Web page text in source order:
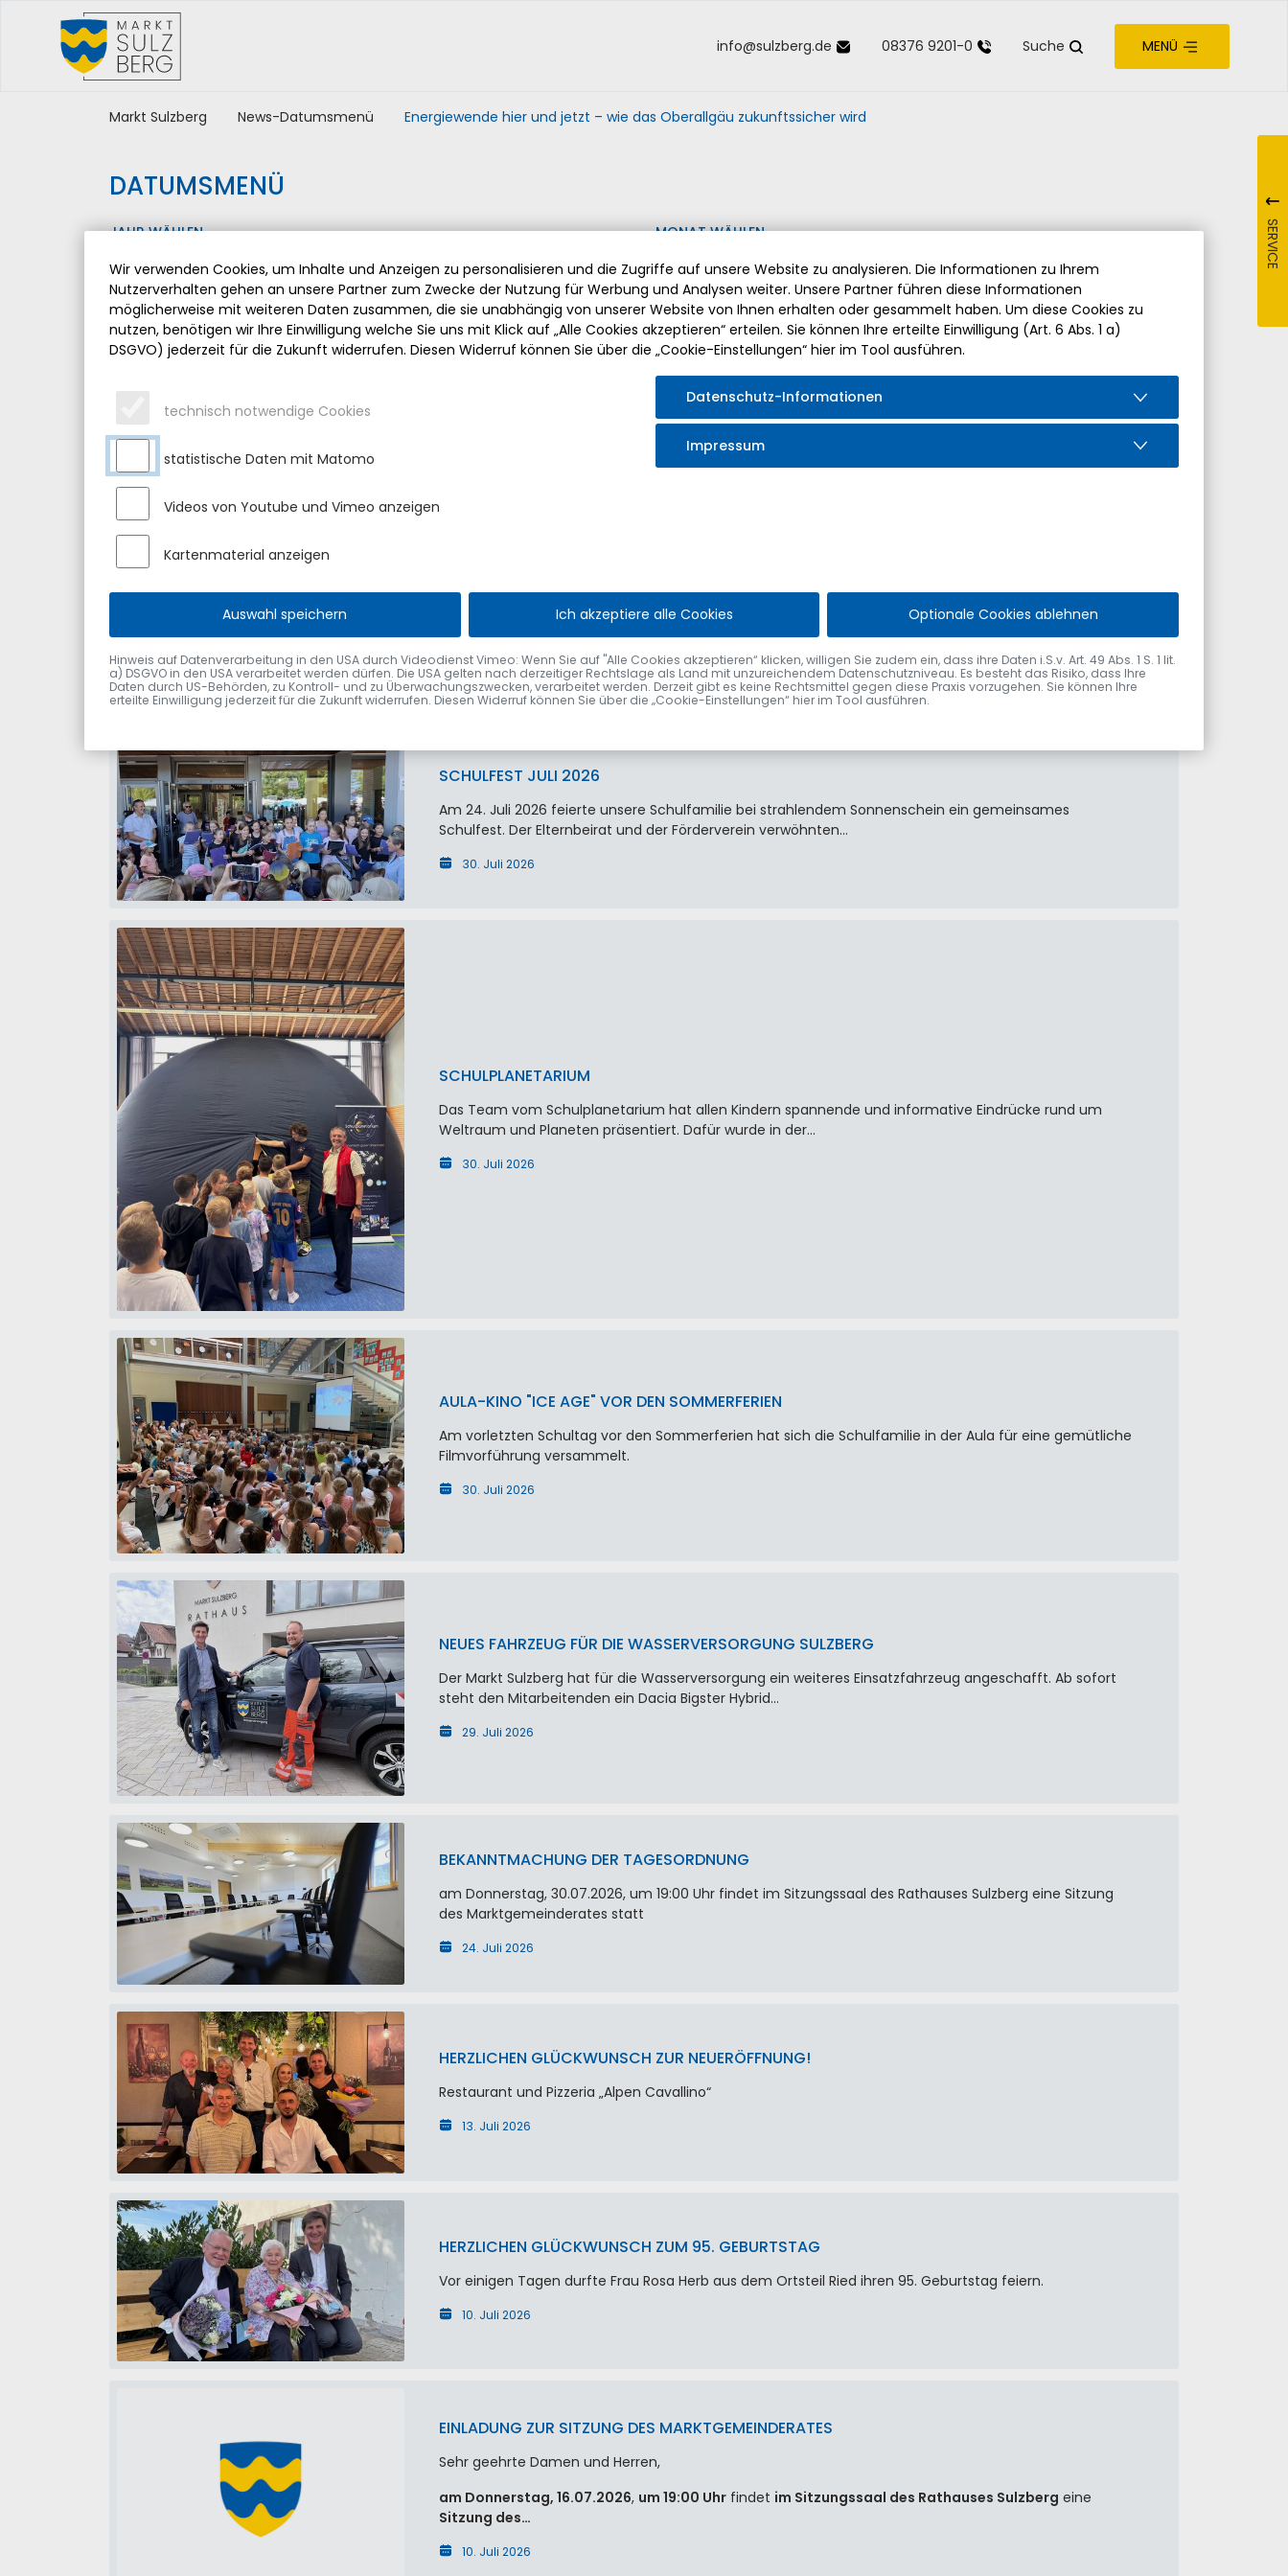
Inhalt der Seite anspringen
Informationen und Einstellungen zur Barrierefreiheit
info@sulzberg.de 08376 9201-0 Suche MENÜ
SERVICE
Markt Sulzberg News-Datumsmenü Energiewende hier und jetzt – wie das Oberallgäu zukunftssicher wird
DATUMSMENÜ
JAHR WÄHLEN MONAT WÄHLEN
ABSCHIED VON PFARRER HERMANN DRISCHBERGER
Erst vor wenigen Wochen durfte der Markt…
VERABSCHIEDUNG VON ELISABETH VÖGEL
Nach fast 48 Jahren im Sulzberger Rathaus wurde Elisabeth Vögel am 31. Juli 2026 vom Ersten
Bürgermeister Gerhard Frey im Rahmen einer kleinen Feier…
2. August 2026
SCHULFEST JULI 2026
Am 24. Juli 2026 feierte unsere Schulfamilie bei strahlendem Sonnenschein ein gemeinsames
Schulfest. Der Elternbeirat und der Förderverein verwöhnten…
30. Juli 2026
SCHULPLANETARIUM
Das Team vom Schulplanetarium hat allen Kindern spannende und informative Eindrücke rund um
Weltraum und Planeten präsentiert. Dafür wurde in der…
30. Juli 2026
AULA-KINO "ICE AGE" VOR DEN SOMMERFERIEN
Am vorletzten Schultag vor den Sommerferien hat sich die Schulfamilie in der Aula für eine gemütliche
Filmvorführung versammelt.
30. Juli 2026
NEUES FAHRZEUG FÜR DIE WASSERVERSORGUNG SULZBERG
Der Markt Sulzberg hat für die Wasserversorgung ein weiteres Einsatzfahrzeug angeschafft. Ab sofort
steht den Mitarbeitenden ein Dacia Bigster Hybrid…
29. Juli 2026
BEKANNTMACHUNG DER TAGESORDNUNG
am Donnerstag, 30.07.2026, um 19:00 Uhr findet im Sitzungssaal des Rathauses Sulzberg eine Sitzung
des Marktgemeinderates statt
24. Juli 2026
HERZLICHEN GLÜCKWUNSCH ZUR NEUERÖFFNUNG!
Restaurant und Pizzeria „Alpen Cavallino“
13. Juli 2026
HERZLICHEN GLÜCKWUNSCH ZUM 95. GEBURTSTAG
Vor einigen Tagen durfte Frau Rosa Herb aus dem Ortsteil Ried ihren 95. Geburtstag feiern.
10. Juli 2026
EINLADUNG ZUR SITZUNG DES MARKTGEMEINDERATES
Sehr geehrte Damen und Herren,
am Donnerstag, 16.07.2026, um 19:00 Uhr findet im Sitzungssaal des Rathauses Sulzberg eine
Sitzung des…
10. Juli 2026
Wir verwenden Cookies, um Inhalte und Anzeigen zu personalisieren und die Zugriffe auf unsere Website zu analysieren. Die Informationen zu Ihrem
Nutzerverhalten gehen an unsere Partner zum Zwecke der Nutzung für Werbung und Analysen weiter. Unsere Partner führen diese Informationen
möglicherweise mit weiteren Daten zusammen, die sie unabhängig von unserer Website von Ihnen erhalten oder gesammelt haben. Um diese Cookies zu
nutzen, benötigen wir Ihre Einwilligung welche Sie uns mit Klick auf „Alle Cookies akzeptieren“ erteilen. Sie können Ihre erteilte Einwilligung (Art. 6 Abs. 1 a)
DSGVO) jederzeit für die Zukunft widerrufen. Diesen Widerruf können Sie über die „Cookie-Einstellungen“ hier im Tool ausführen.
technisch notwendige Cookies
statistische Daten mit Matomo
Videos von Youtube und Vimeo anzeigen
Kartenmaterial anzeigen
Datenschutz-Informationen
Impressum
Auswahl speichern Ich akzeptiere alle Cookies Optionale Cookies ablehnen
Hinweis auf Datenverarbeitung in den USA durch Videodienst Vimeo: Wenn Sie auf "Alle Cookies akzeptieren“ klicken, willigen Sie zudem ein, dass ihre Daten i.S.v. Art. 49 Abs. 1 S. 1 lit.
a) DSGVO in den USA verarbeitet werden dürfen. Die USA gelten nach derzeitiger Rechtslage als Land mit unzureichendem Datenschutzniveau. Es besteht das Risiko, dass Ihre
Daten durch US-Behörden, zu Kontroll- und zu Überwachungszwecken, verarbeitet werden. Derzeit gibt es keine Rechtsmittel gegen diese Praxis vorzugehen. Sie können Ihre
erteilte Einwilligung jederzeit für die Zukunft widerrufen. Diesen Widerruf können Sie über die „Cookie-Einstellungen“ hier im Tool ausführen.